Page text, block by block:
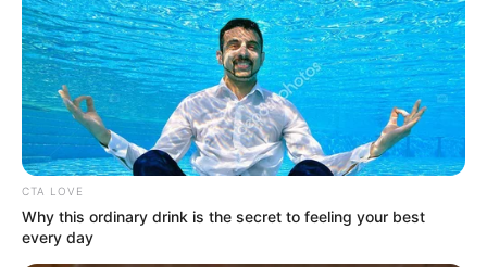
CTA LOVE
Why this ordinary drink is the secret to feeling your best
every day